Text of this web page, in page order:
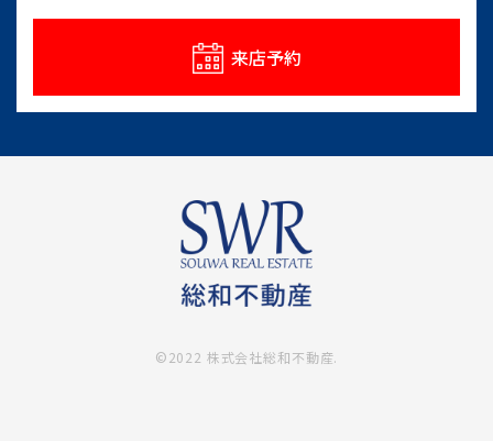
来店予約
©2022 株式会社総和不動産.